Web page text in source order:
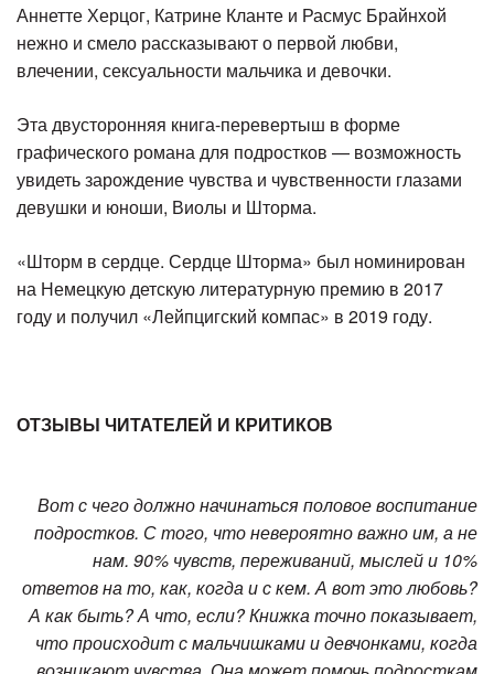
Аннетте Херцог, Катрине Кланте и Расмус Брайнхой
нежно и смело рассказывают о первой любви,
влечении, сексуальности мальчика и девочки.
Эта двусторонняя книга-перевертыш в форме
графического романа для подростков — возможность
увидеть зарождение чувства и чувственности глазами
девушки и юноши, Виолы и Шторма.
«Шторм в сердце. Сердце Шторма» был номинирован
на Немецкую детскую литературную премию в 2017
году и получил «Лейпцигский компас» в 2019 году.
ОТЗЫВЫ ЧИТАТЕЛЕЙ И КРИТИКОВ
Вот с чего должно начинаться половое воспитание
подростков. С того, что невероятно важно им, а не
нам. 90% чувств, переживаний, мыслей и 10%
ответов на то, как, когда и с кем. А вот это любовь?
А как быть? А что, если? Книжка точно показывает,
что происходит с мальчишками и девчонками, когда